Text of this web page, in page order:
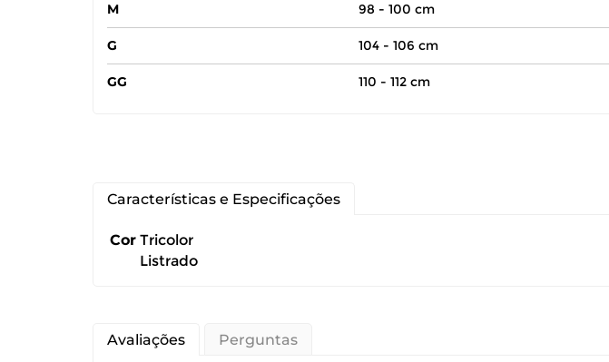
M 98 - 100 cm
G 104 - 106 cm
GG 110 - 112 cm
Características e Especificações
Cor Tricolor
Listrado
Avaliações Perguntas